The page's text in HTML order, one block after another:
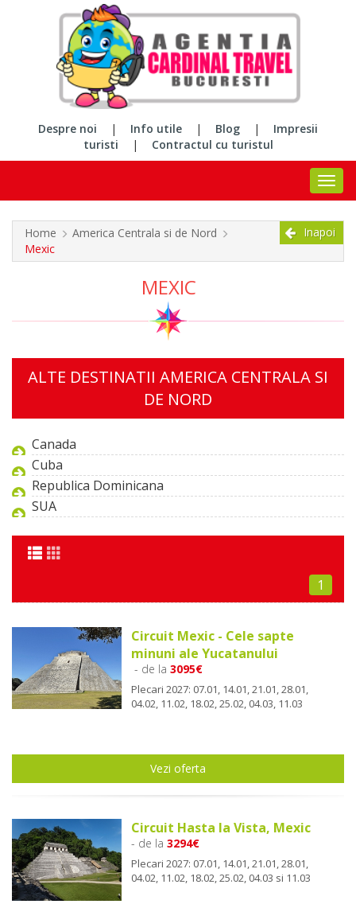
Despre noi | Info utile | Blog |
Impresii
turisti
| Contractul cu turistul
Home
America Centrala si de Nord
Mexic
Inapoi
MEXIC
ALTE DESTINATII AMERICA CENTRALA SI
DE NORD
Canada
Cuba
Republica Dominicana
SUA
1
Circuit Mexic - Cele sapte
minuni ale Yucatanului
- de la3095€
Plecari 2027: 07.01, 14.01, 21.01, 28.01,
04.02, 11.02, 18.02, 25.02, 04.03, 11.03
Vezi oferta
Circuit Hasta la Vista, Mexic
- de la3294€
Plecari 2027: 07.01, 14.01, 21.01, 28.01,
04.02, 11.02, 18.02, 25.02, 04.03 si 11.03